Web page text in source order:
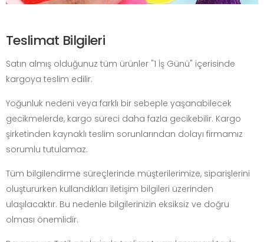
Teslimat Bilgileri
Satın almış olduğunuz tüm ürünler "1 İş Günü" içerisinde
kargoya teslim edilir.
Yoğunluk nedeni veya farklı bir sebeple yaşanabilecek
gecikmelerde, kargo süreci daha fazla gecikebilir. Kargo
şirketinden kaynaklı teslim sorunlarından dolayı firmamız
sorumlu tutulamaz.
Tüm bilgilendirme süreçlerinde müşterilerimize, siparişlerini
oluştururken kullandıkları iletişim bilgileri üzerinden
ulaşılacaktır. Bu nedenle bilgilerinizin eksiksiz ve doğru
olması önemlidir.